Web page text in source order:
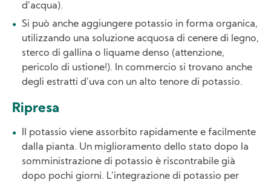
d’acqua).
Si può anche aggiungere potassio in forma organica,
utilizzando una soluzione acquosa di cenere di legno,
sterco di gallina o liquame denso (attenzione,
pericolo di ustione!). In commercio si trovano anche
degli estratti d’uva con un alto tenore di potassio.
Ripresa
Il potassio viene assorbito rapidamente e facilmente
dalla pianta. Un miglioramento dello stato dopo la
somministrazione di potassio è riscontrabile già
dopo pochi giorni. L’integrazione di potassio per